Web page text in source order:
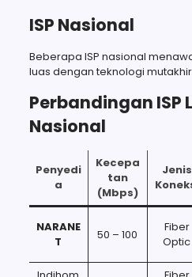
ISP Nasional
Beberapa ISP nasional
luas dengan teknologi
Perbandingan ISP
Nasional
Penyedi
a
Kecepa
tan
(Mbps)
Jenis
NARANE
T
50 – 100
Fiber
Optic